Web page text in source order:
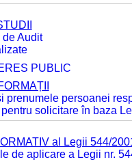
de Audit
PUBLIC
prenumele persoanei
solicitare în baza
al Legii 544/
de aplicare a Legii nr.